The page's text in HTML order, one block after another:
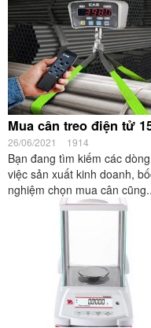
Mua cân treo điện tử
26/06/2021 1914
Bạn đang tìm kiếm các
việc sản xuất kinh doanh,
nghiệm chọn mua cân